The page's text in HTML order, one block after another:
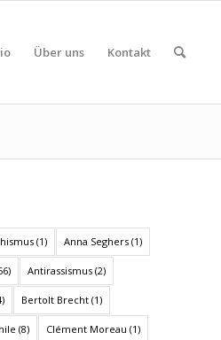
Über uns Kontakt
(1) Anna Seghers(1)
Antirassismus(2)
Bertolt Brecht(1)
(8) Clément Moreau (1)